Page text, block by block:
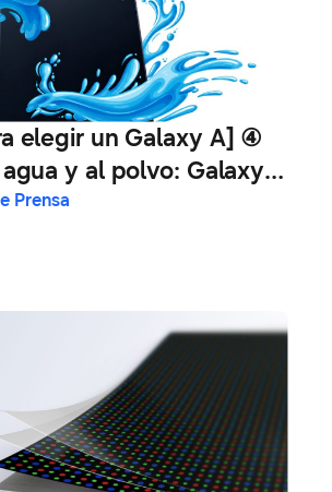
elegir un Galaxy A] ④
y al polvo: Galaxy
acompañan la rutina
Prensa